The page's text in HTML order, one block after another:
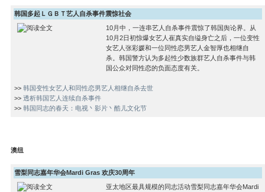
韩国多起ＬＧＢＴ艺人自杀事件震惊社会
10月中，一连串艺人自杀事件震惊了韩国舆论界。从
10月2日初惊爆女艺人崔真实自缢身亡之后，一位变性
女艺人张彩媛和一位同性恋男艺人金智厚也相继自
杀。韩国警方认为多起性少数族群艺人自杀事件与韩
国公众对同性恋的负面态度有关。
>> 韩国变性女艺人和同性恋男艺人相继自杀去世
>> 透析韩国艺人连续自杀事件
>> 韩国同志的春天：电视丶影片丶酷儿文化节
澳纽
雪梨同志嘉年华会Mardi Gras 欢庆30周年
亚太地区最具规模的同志活动雪梨同志嘉年华会Mardi